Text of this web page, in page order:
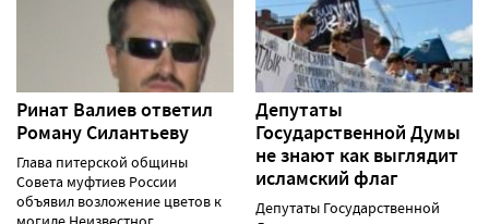
Ринат Валиев ответил
Роману Силантьеву
Глава питерской общины
Совета муфтиев России
объявил возложение цветов к
Депутаты
Государственной Думы
не знают как выглядит
исламский флаг
Депутаты Государственной